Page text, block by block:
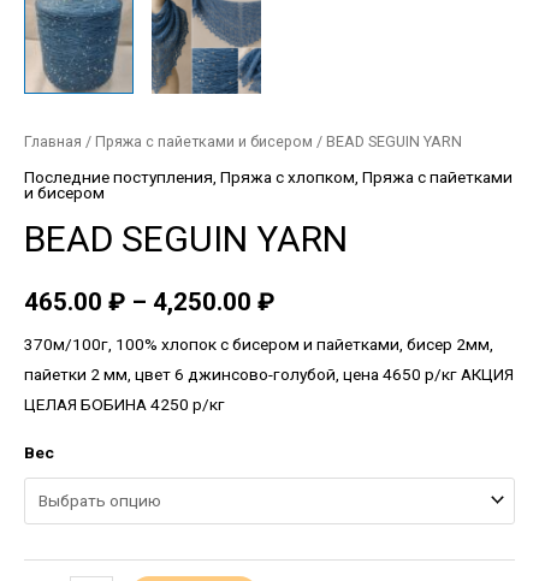
Главная / Пряжа с пайетками и бисером / BEAD SEGUIN YARN
Последние поступления, Пряжа с хлопком, Пряжа с пайетками
и бисером
BEAD SEGUIN YARN
465.00 ₽ – 4,250.00 ₽
370м/100г, 100% хлопок с бисером и пайетками, бисер 2мм,
пайетки 2 мм, цвет 6 джинсово-голубой, цена 4650 р/кг АКЦИЯ
ЦЕЛАЯ БОБИНА 4250 р/кг
Вес